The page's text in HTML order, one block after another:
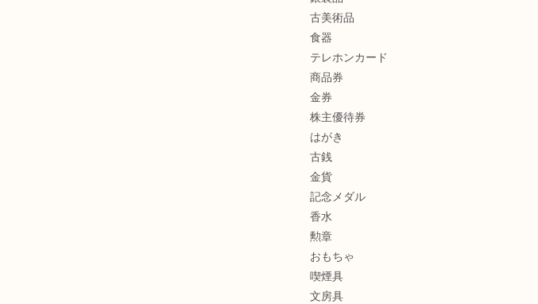
古美術品
食器
テレホンカード
商品券
金券
株主優待券
はがき
古銭
金貨
記念メダル
香水
勲章
おもちゃ
喫煙具
文房具